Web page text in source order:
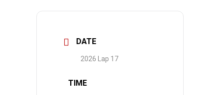
DATE
2026 Lap 17
TIME